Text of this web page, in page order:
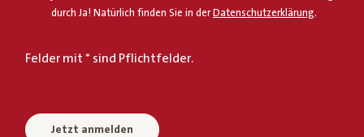
durch Ja! Natürlich finden Sie in derDatenschutzerklärung.
Felder mit * sind Pflichtfelder.
Jetzt anmelden